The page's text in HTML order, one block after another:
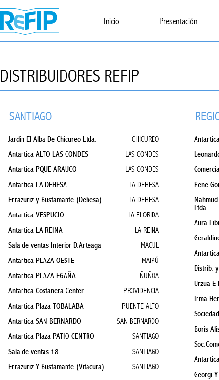
Inicio Presentación
DISTRIBUIDORES REFIP
SANTIAGO
Jardin El Alba De Chicureo Ltda. CHICUREO
Antartica ALTO LAS CONDES LAS CONDES
Antartica PQUE ARAUCO LAS CONDES
Antartica LA DEHESA LA DEHESA
Errazuriz y Bustamante (Dehesa) LA DEHESA
Antartica VESPUCIO LA FLORIDA
Antartica LA REINA LA REINA
Sala de ventas Interior D.Arteaga MACUL
Antartica PLAZA OESTE MAIPÚ
Antartica PLAZA EGAÑA ÑUÑOA
Antartica Costanera Center PROVIDENCIA
Antartica Plaza TOBALABA PUENTE ALTO
Antartica SAN BERNARDO SAN BERNARDO
Antartica Plaza PATIO CENTRO SANTIAGO
Sala de ventas 18 SANTIAGO
Errazuriz Y Bustamante (Vitacura) SANTIAGO
Rene
Ltda.
Aura
Distrib.
Urzua E
Irma
Boris
Georgi